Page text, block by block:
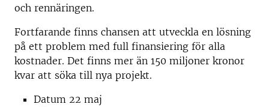
och rennäringen.
Fortfarande finns chansen att utveckla en lösning
på ett problem med full finansiering för alla
kostnader. Det finns mer än 150 miljoner kronor
kvar att söka till nya projekt.
Datum 22 maj